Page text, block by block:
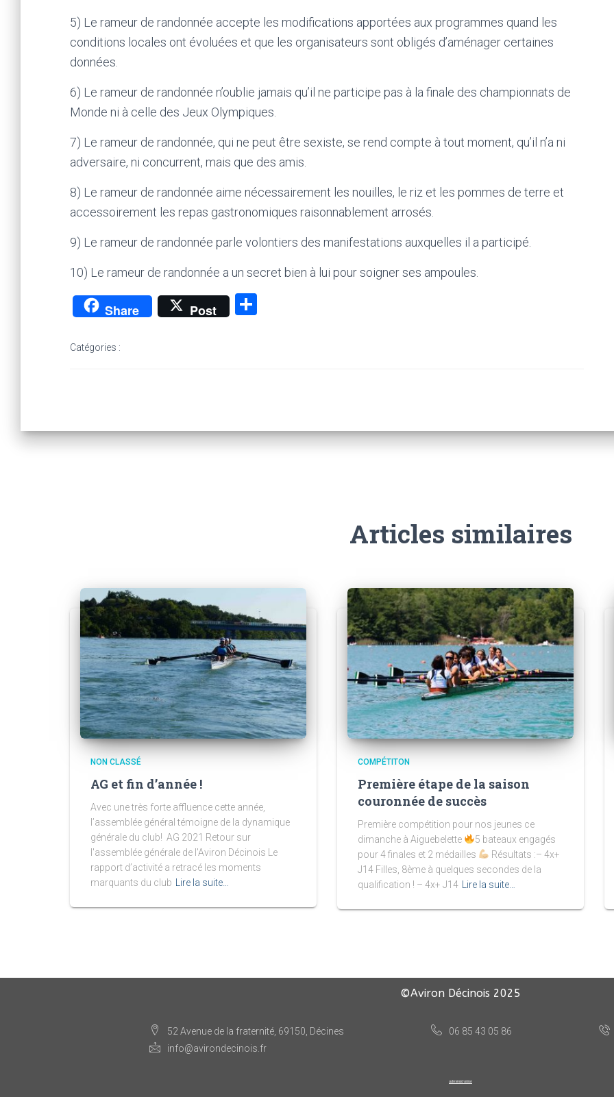
5) Le rameur de randonnée accepte les modifications apportées aux programmes quand les
conditions locales ont évoluées et que les organisateurs sont obligés d’aménager certaines
données.
6) Le rameur de randonnée n’oublie jamais qu’il ne participe pas à la finale des championnats de
Monde ni à celle des Jeux Olympiques.
7) Le rameur de randonnée, qui ne peut être sexiste, se rend compte à tout moment, qu’il n’a ni
adversaire, ni concurrent, mais que des amis.
8) Le rameur de randonnée aime nécessairement les nouilles, le riz et les pommes de terre et
accessoirement les repas gastronomiques raisonnablement arrosés.
9) Le rameur de randonnée parle volontiers des manifestations auxquelles il a participé.
10) Le rameur de randonnée a un secret bien à lui pour soigner ses ampoules.
Share Post
Catégories :
Articles similaires
NON CLASSÉ
AG et fin d’année !
Avec une très forte affluence cette année,
l’assemblée général témoigne de la dynamique
générale du club! AG 2021 Retour sur
l'assemblée générale de l'Aviron Décinois Le
rapport d’activité a retracé les moments
marquants du club
Lire la suite…
COMPÉTITON
Première étape de la saison
couronnée de succès
Première compétition pour nos jeunes ce
dimanche à Aiguebelette
5 bateaux engagés
pour 4 finales et 2 médailles
Résultats :– 4x+
J14 Filles, 8ème à quelques secondes de la
qualification ! – 4x+ J14
Lire la suite…
©Aviron Décinois 2025
52 Avenue de la fraternité, 69150, Décines 06 85 43 05 86
info@avirondecinois.fr
administration